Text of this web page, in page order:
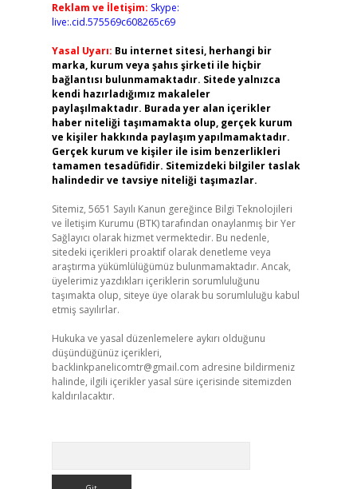
Reklam ve İletişim: Skype:
live:.cid.575569c608265c69
Yasal Uyarı: Bu internet sitesi, herhangi bir
marka, kurum veya şahıs şirketi ile hiçbir
bağlantısı bulunmamaktadır. Sitede yalnızca
kendi hazırladığımız makaleler
paylaşılmaktadır. Burada yer alan içerikler
haber niteliği taşımamakta olup, gerçek kurum
ve kişiler hakkında paylaşım yapılmamaktadır.
Gerçek kurum ve kişiler ile isim benzerlikleri
tamamen tesadüfidir. Sitemizdeki bilgiler taslak
halindedir ve tavsiye niteliği taşımazlar.
Sitemiz, 5651 Sayılı Kanun gereğince Bilgi Teknolojileri
ve İletişim Kurumu (BTK) tarafından onaylanmış bir Yer
Sağlayıcı olarak hizmet vermektedir. Bu nedenle,
sitedeki içerikleri proaktif olarak denetleme veya
araştırma yükümlülüğümüz bulunmamaktadır. Ancak,
üyelerimiz yazdıkları içeriklerin sorumluluğunu
taşımakta olup, siteye üye olarak bu sorumluluğu kabul
etmiş sayılırlar.
Hukuka ve yasal düzenlemelere aykırı olduğunu
düşündüğünüz içerikleri,
backlinkpanelicomtr@gmail.com adresine bildirmeniz
halinde, ilgili içerikler yasal süre içerisinde sitemizden
kaldırılacaktır.